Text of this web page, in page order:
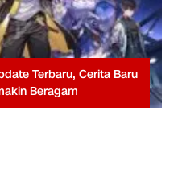
Terbaru, Cerita Baru
Beragam